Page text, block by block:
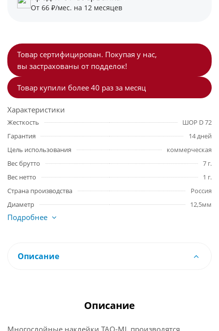
Товар сертифицирован. Покупая у нас,
вы застрахованы от подделок!
Товар купили более 40 раз за месяц
Характеристики
Жесткость
ШОР D 72
Гарантия
14 дней
Цель использования
коммерческая
Вес брутто
7 г.
Вес нетто
1 г.
Страна производства
Россия
Диаметр
12,5мм
Подробнее
От 66 ₽/мес. на 12 месяцев
Описание
Описание
Многослойные наклейки TAO-MI, производятся